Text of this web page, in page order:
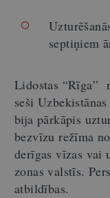
septiņiem
Lidostas “Rīga”
seši
bija pārkāpis
bezvīzu režīma
derīgas vīzas vai
zonas valstīs.
atbildības.